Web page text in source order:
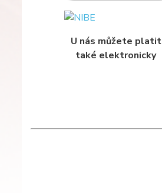
U nás můžete platit
také elektronicky